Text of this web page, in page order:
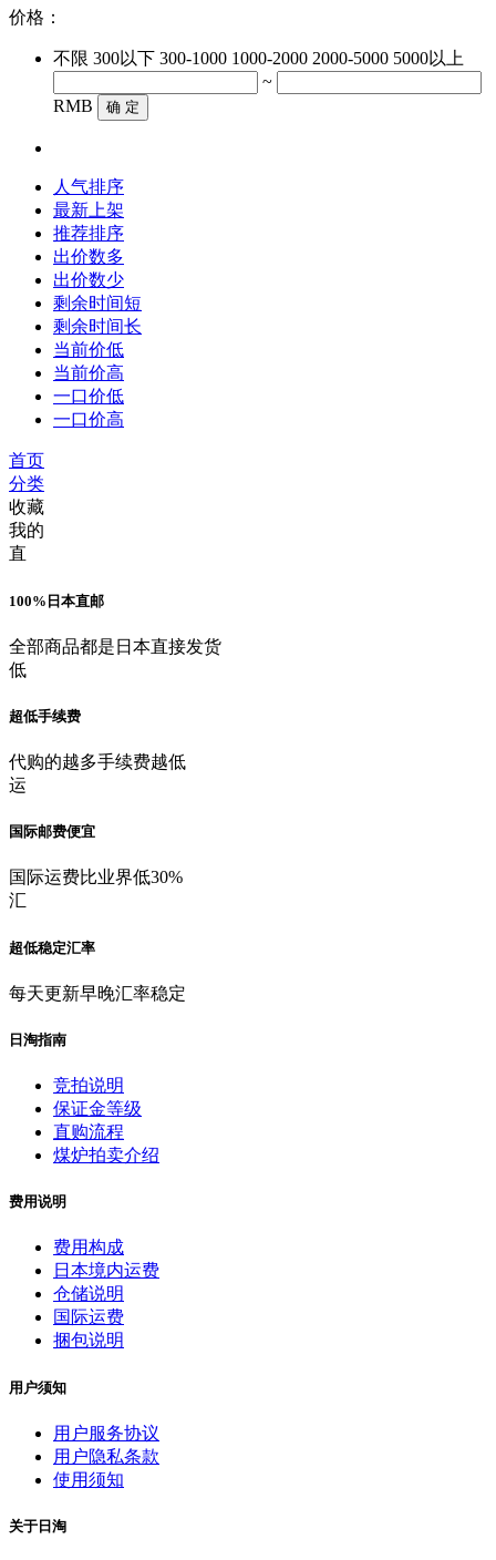
价格：
不限 300以下 300-1000 1000-2000 2000-5000 5000以上
~
RMB
确 定
人气排序
最新上架
推荐排序
出价数多
出价数少
剩余时间短
剩余时间长
当前价低
当前价高
一口价低
一口价高
首页
分类
收藏
我的
直
100%日本直邮
全部商品都是日本直接发货
低
超低手续费
代购的越多手续费越低
运
国际邮费便宜
国际运费比业界低30%
汇
超低稳定汇率
每天更新早晚汇率稳定
日淘指南
竞拍说明
保证金等级
直购流程
煤炉拍卖介绍
费用说明
费用构成
日本境内运费
仓储说明
国际运费
捆包说明
用户须知
用户服务协议
用户隐私条款
使用须知
关于日淘